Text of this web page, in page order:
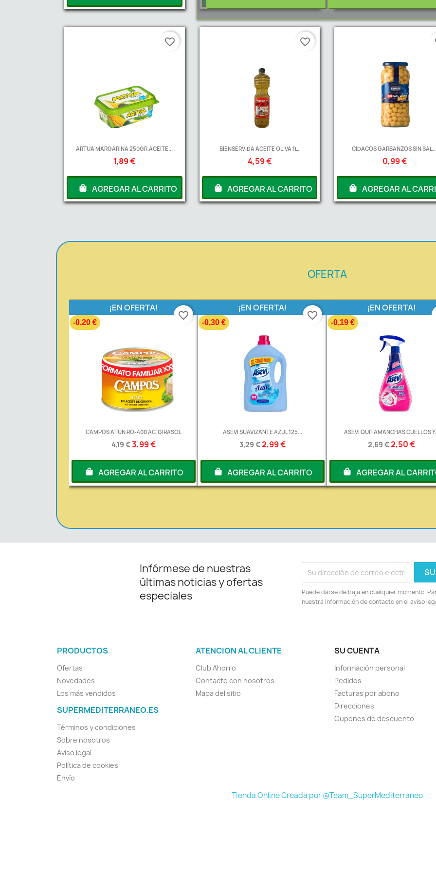
ARTUA MARGARINA 250GR.ACEITE...
1,89 €
AGREGAR AL CARRITO
favorite_border
BIENSERVIDA ACEITE OLIVA 1L.
4,59 €
AGREGAR AL CARRITO
favorite_border
CIDACOS GARBANZOS SIN SAL...
0,99 €
AGREGAR AL
OFERTA
CAMPOS ATUN RO-400 AC. GIRASOL
4,19 €3,99 €
¡EN OFERTA!
-0,20 €
AGREGAR AL CARRITO
favorite_border
ASEVI SUAVIZANTE AZUL 125...
3,29 €2,99 €
¡EN OFERTA!
-0,30 €
AGREGAR AL CARRITO
favorite_border
ASEVI QUITAMANCHAS CUELLOS
2,69 €2,50 €
¡EN OFERTA!
-0,19 €
AGREGAR AL
Infórmese de nuestras
últimas noticias y ofertas
especiales
Puede darse de baja en cualquier momento.
nuestra información de contacto en el aviso
PRODUCTOS
Ofertas
Novedades
Los más vendidos
ATENCION AL CLIENTE
Club Ahorro
Contacte con nosotros
Mapa del sitio
SUPERMEDITERRANEO.ES
Términos y condiciones
Sobre nosotros
Aviso legal
Política de cookies
Envío
SU CUENTA
Información personal
Pedidos
Facturas por abono
Direcciones
Cupones de descuento
Tienda Online Creada por @Team_SuperMediterraneo